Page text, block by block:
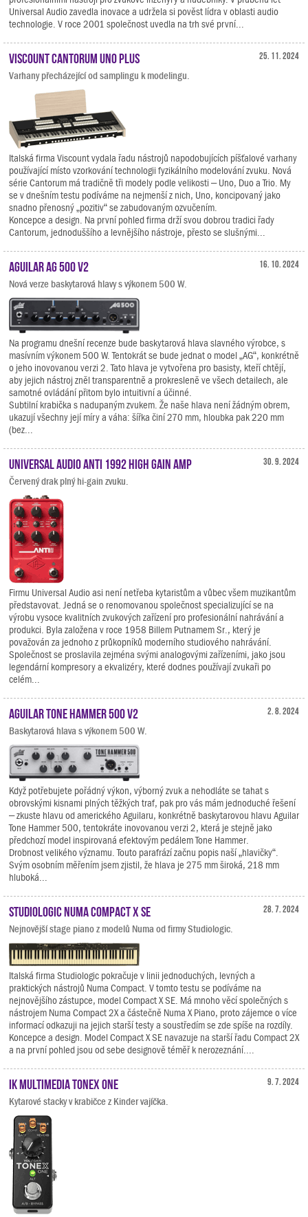
Universal Audio zavedla inovace a udržela si pověst lídra v oblasti audio
technologie. V roce 2001 společnost uvedla na trh své první...
25. 11. 2024
Viscount Cantorum Uno Plus
Varhany přecházející od samplingu k modelingu.
Italská firma Viscount vydala řadu nástrojů napodobujících píšťalové varhany
používající místo vzorkování technologii fyzikálního modelování zvuku. Nová
série Cantorum má tradičně tři modely podle velikosti – Uno, Duo a Trio. My
se v dnešním testu podíváme na nejmenší z nich, Uno, koncipovaný jako
snadno přenosný „pozitiv“ se zabudovaným ozvučením.
Koncepce a design. Na první pohled firma drží svou dobrou tradici řady
Cantorum, jednoduššího a levnějšího nástroje, přesto se slušnými...
16. 10. 2024
Aguilar AG 500 V2
Nová verze baskytarová hlavy s výkonem 500 W.
Na programu dnešní recenze bude baskytarová hlava slavného výrobce, s
masívním výkonem 500 W. Tentokrát se bude jednat o model „AG“, konkrétně
o jeho inovovanou verzi 2. Tato hlava je vytvořena pro basisty, kteří chtějí,
aby jejich nástroj zněl transparentně a prokresleně ve všech detailech, ale
samotné ovládání přitom bylo intuitivní a účinné.
Subtilní krabička s nadupaným zvukem. Že naše hlava není žádným obrem,
ukazují všechny její míry a váha: šířka činí 270 mm, hloubka pak 220 mm
(bez...
30. 9. 2024
Universal Audio ANTI 1992 High Gain Amp
Červený drak plný hi-gain zvuku.
Firmu Universal Audio asi není netřeba kytaristům a vůbec všem muzikantům
představovat. Jedná se o renomovanou společnost specializující se na
výrobu vysoce kvalitních zvukových zařízení pro profesionální nahrávání a
produkci. Byla založena v roce 1958 Billem Putnamem Sr., který je
považován za jednoho z průkopníků moderního studiového nahrávání.
Společnost se proslavila zejména svými analogovými zařízeními, jako jsou
legendární kompresory a ekvalizéry, které dodnes používají zvukaři po
celém...
2. 8. 2024
Aguilar Tone Hammer 500 V2
Baskytarová hlava s výkonem 500 W.
Když potřebujete pořádný výkon, výborný zvuk a nehodláte se tahat s
obrovskými kisnami plných těžkých traf, pak pro vás mám jednoduché řešení
– zkuste hlavu od amerického Aguilaru, konkrétně baskytarovou hlavu Aguilar
Tone Hammer 500, tentokráte inovovanou verzi 2, která je stejně jako
předchozí model inspirovaná efektovým pedálem Tone Hammer.
Drobnost velikého významu. Touto parafrází začnu popis naší „hlavičky“.
Svým osobním měřením jsem zjistil, že hlava je 275 mm široká, 218 mm
hluboká...
28. 7. 2024
Studiologic Numa Compact X SE
Nejnovější stage piano z modelů Numa od firmy Studiologic.
Italská firma Studiologic pokračuje v linii jednoduchých, levných a
praktických nástrojů Numa Compact. V tomto testu se podíváme na
nejnovějšího zástupce, model Compact X SE. Má mnoho věcí společných s
nástrojem Numa Compact 2X a částečně Numa X Piano, proto zájemce o více
informací odkazuji na jejich starší testy a soustředím se zde spíše na rozdíly.
Koncepce a design. Model Compact X SE navazuje na starší řadu Compact 2X
a na první pohled jsou od sebe designově téměř k nerozeznání....
9. 7. 2024
IK Multimedia TONEX ONE
Kytarové stacky v krabičce z Kinder vajíčka.